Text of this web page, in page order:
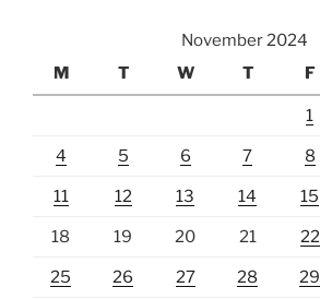
November 2024
M
T W T F
1
4 5 6 7 8
11 12 13 14 15
18 19 20 21 22
25 26 27 28 29